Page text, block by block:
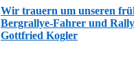
Wir trauern um unseren
Bergrallye-Fahrer und
Gottfried Kogler